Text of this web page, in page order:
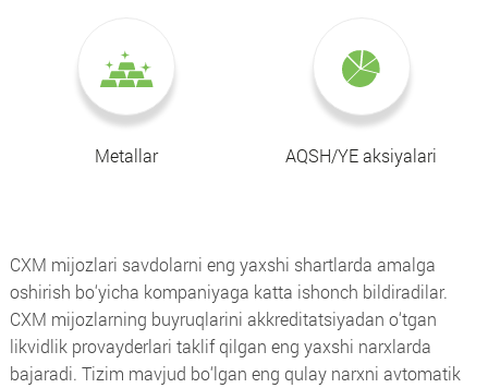
Metallar AQSH/YE aksiyalari
CXM mijozlari savdolarni eng yaxshi shartlarda amalga
oshirish bo‘yicha kompaniyaga katta ishonch bildiradilar.
CXM mijozlarning buyruqlarini akkreditatsiyadan o‘tgan
likvidlik provayderlari taklif qilgan eng yaxshi narxlarda
bajaradi. Tizim mavjud bo‘lgan eng qulay narxni avtomatik